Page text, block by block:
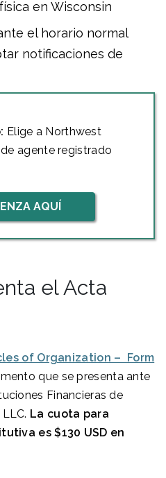
en Wisconsin
el horario normal
notificaciones de
Elige a Northwest
agente registrado
AQUÍ
el Acta
of Organization – Form
que se presenta ante
Financieras de
La cuota para
es $130 USD en